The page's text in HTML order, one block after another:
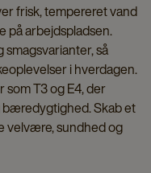
frisk, tempereret vand
på arbejdspladsen.
så
i hverdagen.
T3 og E4, der
Skab et
velvære, sundhed og